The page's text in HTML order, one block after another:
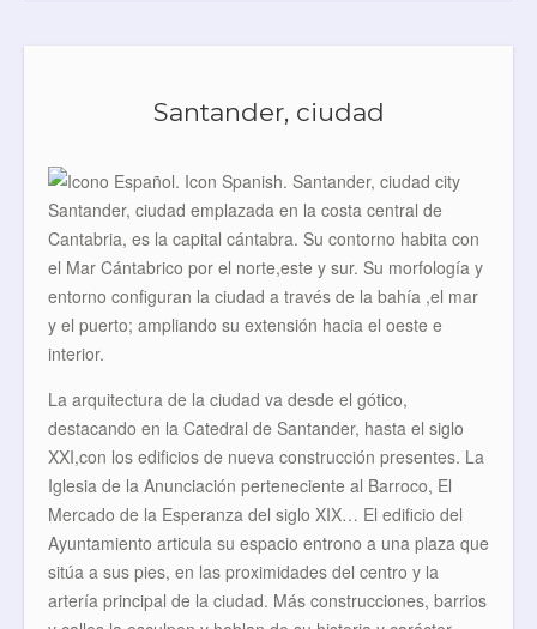
Santander, ciudad
Santander, ciudad emplazada en la costa central de
Cantabria, es la capital cántabra. Su contorno habita con
el Mar Cántabrico por el norte,este y sur. Su morfología y
entorno configuran la ciudad a través de la bahía ,el mar
y el puerto; ampliando su extensión hacia el oeste e
interior.
La arquitectura de la ciudad va desde el gótico,
destacando en la Catedral de Santander, hasta el siglo
XXI,con los edificios de nueva construcción presentes. La
Iglesia de la Anunciación perteneciente al Barroco, El
Mercado de la Esperanza del siglo XIX… El edificio del
Ayuntamiento articula su espacio entrono a una plaza que
sitúa a sus pies, en las proximidades del centro y la
artería principal de la ciudad. Más construcciones, barrios